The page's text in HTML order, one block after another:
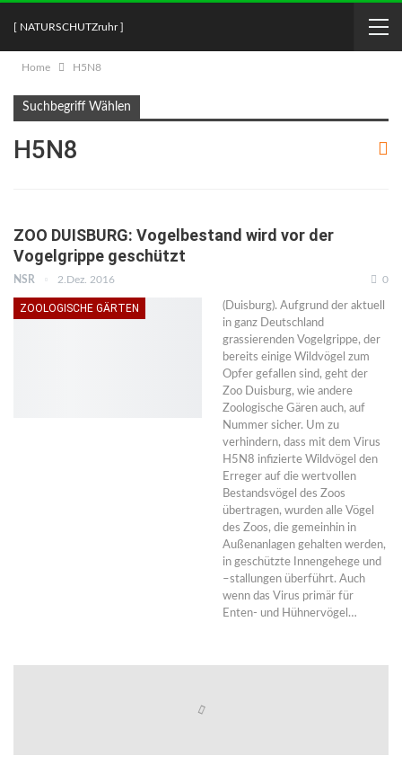
[ NATURSCHUTZruhr ]
Home H5N8
Suchbegriff Wählen
H5N8
ZOO DUISBURG: Vogelbestand wird vor der
Vogelgrippe geschützt
NSR 2.Dez. 2016 0
ZOOLOGISCHE GÄRTEN
(Duisburg). Aufgrund der aktuell
in ganz Deutschland
grassierenden Vogelgrippe, der
bereits einige Wildvögel zum
Opfer gefallen sind, geht der
Zoo Duisburg, wie andere
Zoologische Gären auch, auf
Nummer sicher. Um zu
verhindern, dass mit dem Virus
H5N8 infizierte Wildvögel den
Erreger auf die wertvollen
Bestandsvögel des Zoos
übertragen, wurden alle Vögel
des Zoos, die gemeinhin in
Außenanlagen gehalten werden,
in geschützte Innengehege und
–stallungen überführt. Auch
wenn das Virus primär für
Enten- und Hühnervögel…